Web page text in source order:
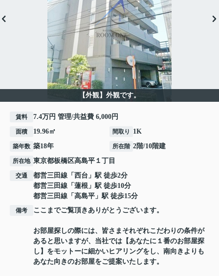
【外観】外観です。
賃料 7.4万円 管理/共益費 6,000円
面積 19.96㎡ 間取り 1K
築年数 築18年 所在階 2階/10階建
所在地 東京都板橋区高島平 １丁目
交通 都営三田線 「 西台 」駅 徒歩2分
都営三田線 「 蓮根 」駅 徒歩10分
都営三田線 「 高島平 」駅 徒歩15分
備考 ここまでご覧頂きありがとうございます。
お部屋探しの際には、皆さまそれぞれこだわりの条件が
あると思いますが、当社では【あなたに１番のお部屋探
し】をモットーに細かいヒアリングをし、南向きよりも
あなた向きのお部屋をご提案いたします。